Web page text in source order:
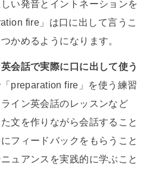
い発音とイントネーションを
fire」は口に出して言うこ
かめるようになります。
会話で実際に口に出して使う
preparation fire」を使う練習
イン英会話のレッスンなど
文を作りながら会話すること
フィードバックをもらうこと
ュアンスを実践的に学ぶこと